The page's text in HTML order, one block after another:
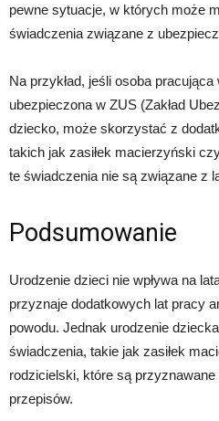
pewne sytuacje, w których może
świadczenia związane z
Na przykład, jeśli osoba
ubezpieczona w ZUS (Zakład
dziecko, może skorzystać z
takich jak zasiłek macierzyński
te świadczenia nie są związane z
Podsumowanie
Urodzenie dzieci nie wpływa na
przyznaje dodatkowych lat pracy
powodu. Jednak urodzenie
świadczenia, takie jak zasiłek
rodzicielski, które są
przepisów.